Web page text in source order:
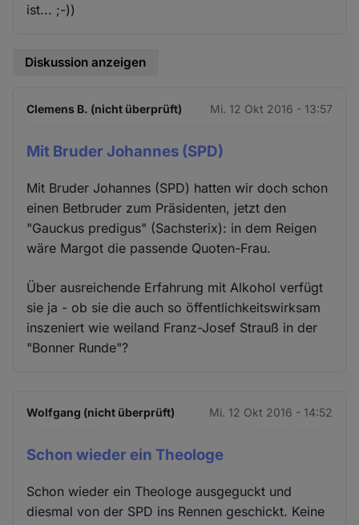
ist... ;-))
Diskussion anzeigen
Clemens B. (nicht überprüft) Mi. 12 Okt 2016 - 13:57
Mit Bruder Johannes (SPD)
Mit Bruder Johannes (SPD) hatten wir doch schon
einen Betbruder zum Präsidenten, jetzt den
"Gauckus predigus" (Sachsterix): in dem Reigen
wäre Margot die passende Quoten-Frau.
Über ausreichende Erfahrung mit Alkohol verfügt
sie ja - ob sie die auch so öffentlichkeitswirksam
inszeniert wie weiland Franz-Josef Strauß in der
"Bonner Runde"?
Wolfgang (nicht überprüft) Mi. 12 Okt 2016 - 14:52
Schon wieder ein Theologe
Schon wieder ein Theologe ausgeguckt und
diesmal von der SPD ins Rennen geschickt. Keine